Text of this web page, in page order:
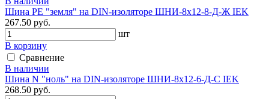
Шина PE "земля" на DIN-изоляторе ШНИ-8х12-8-Д-Ж IEK
267.50 руб.
шт
В корзину
Сравнение
В наличии
Шина N "ноль" на DIN-изоляторе ШНИ-8х12-6-Д-С IEK
268.50 руб.